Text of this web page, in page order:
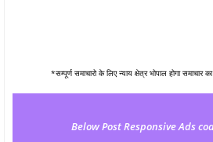
*सम्पूर्ण समाचारो के लिए न्याय क्षेत्र भोपाल होगा समाचार
Below Post Responsive Ads